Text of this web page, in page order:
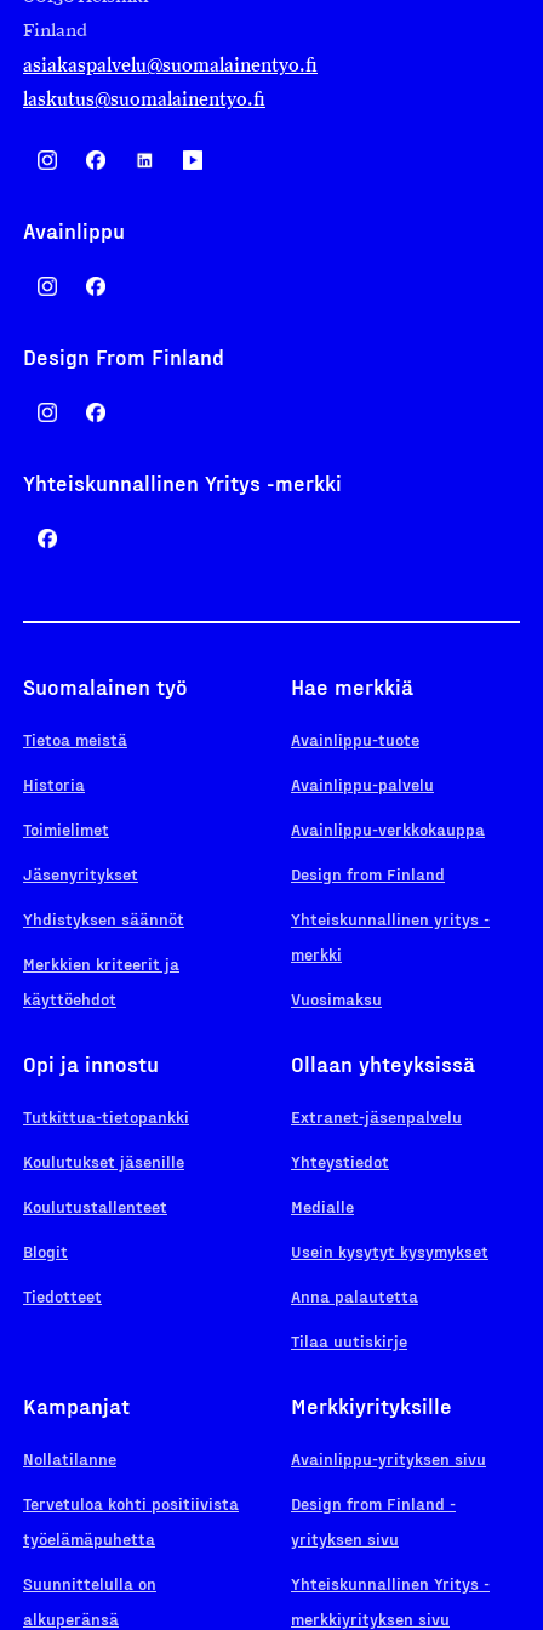
Finland
asiakaspalvelu@suomalainentyo.fi
laskutus@suomalainentyo.fi
Avainlippu
Design From Finland
Yhteiskunnallinen Yritys -merkki
Suomalainen työ
Tietoa meistä
Historia
Toimielimet
Jäsenyritykset
Yhdistyksen säännöt
Merkkien kriteerit ja
käyttöehdot
Hae merkkiä
Avainlippu-tuote
Avainlippu-palvelu
Avainlippu-verkkokauppa
Design from Finland
Yhteiskunnallinen yritys -
merkki
Vuosimaksu
Opi ja innostu
Tutkittua-tietopankki
Koulutukset jäsenille
Koulutustallenteet
Blogit
Tiedotteet
Ollaan yhteyksissä
Extranet-jäsenpalvelu
Yhteystiedot
Medialle
Usein kysytyt kysymykset
Anna palautetta
Tilaa uutiskirje
Kampanjat
Nollatilanne
Tervetuloa kohti positiivista
työelämäpuhetta
Suunnittelulla on
alkuperänsä
Merkkiyrityksille
Avainlippu-yrityksen sivu
Design from Finland -
yrityksen sivu
Yhteiskunnallinen Yritys -
merkkiyrityksen sivu